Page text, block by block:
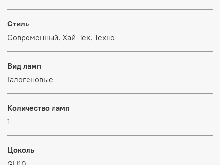
Стиль
Современный, Хай-Тек, Техно
Вид ламп
Галогеновые
Количество ламп
1
Цоколь